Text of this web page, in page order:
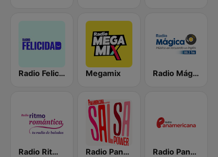
Radio Felicidad Megamix Radio Mágica 88.3 FM
Radio Ritmo Romántica Radio Panamericana - Salsa Power Radio Panamericana